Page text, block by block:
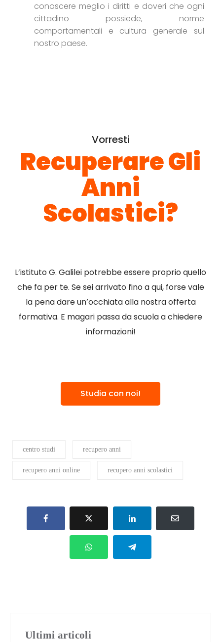
conoscere meglio i diritti e doveri che ogni
cittadino possiede, norme
comportamentali e cultura generale sul
nostro paese.
Vorresti
Recuperare Gli
Anni
Scolastici?
L’istituto G. Galilei potrebbe essere proprio quello
che fa per te. Se sei arrivato fino a qui, forse vale
la pena dare un’occhiata alla nostra offerta
formativa. E magari passa da scuola a chiedere
informazioni!
Studia con noi!
centro studi recupero anni
recupero anni online recupero anni scolastici
Ultimi articoli